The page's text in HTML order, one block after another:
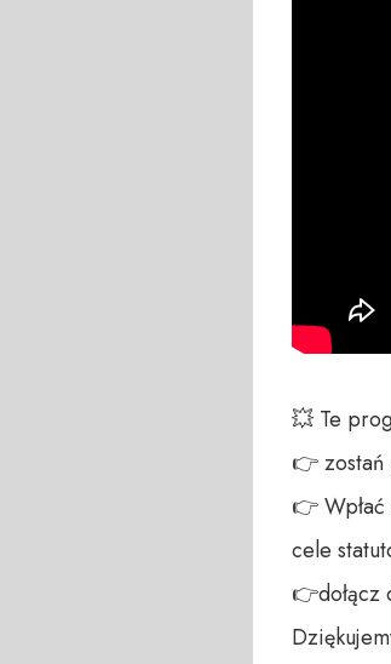
💥 Te
👉 zostań
👉
cele
👉dołącz